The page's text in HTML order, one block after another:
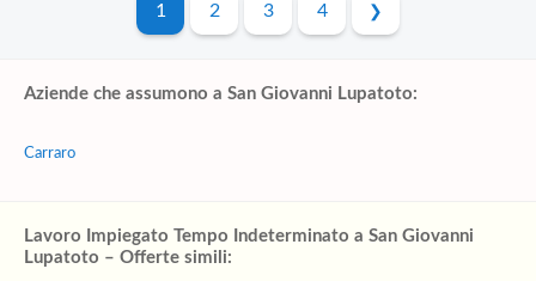
1 2 3 4
Aziende che assumono a San Giovanni Lupatoto:
Carraro
Lavoro Impiegato Tempo Indeterminato a San Giovanni
Lupatoto – Offerte simili: